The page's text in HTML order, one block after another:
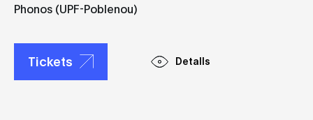
Phonos (UPF-Poblenou)
Tickets Detalls